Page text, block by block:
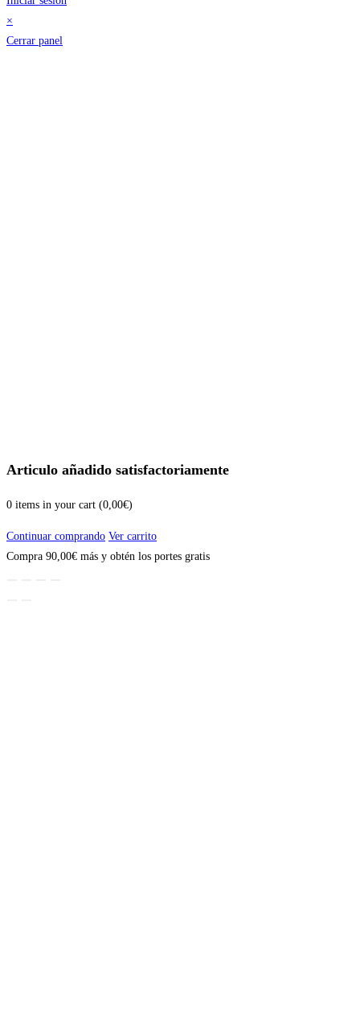
×
Cerrar panel
Articulo añadido satisfactoriamente
0 items in your cart (0,00€)
Continuar comprando Ver carrito
Compra 90,00€ más y obtén los portes gratis